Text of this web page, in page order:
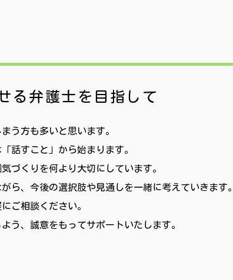
る 弁護士を目指して
う方も多いと思います。
話すこと」から始まります。
づくりを何より大切にしています。
ら、今後の選択肢や見通しを一緒に考えていきます。
ご相談ください。
う、誠意をもってサポートいたします。